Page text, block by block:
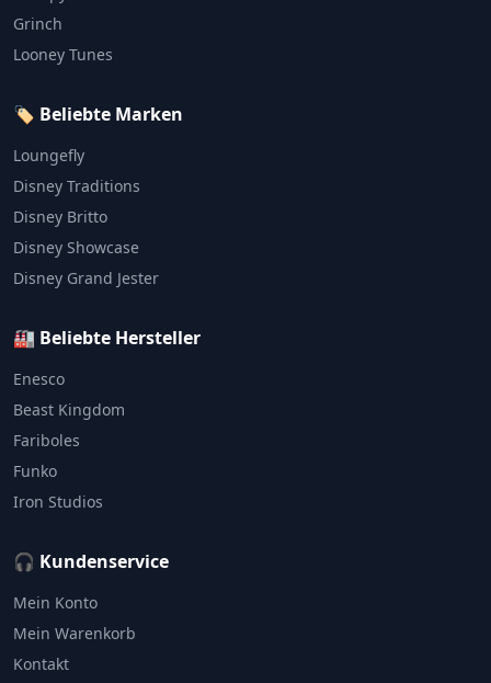
Grinch
Looney Tunes
🏷️ Beliebte Marken
Loungefly
Disney Traditions
Disney Britto
Disney Showcase
Disney Grand Jester
🏭 Beliebte Hersteller
Enesco
Beast Kingdom
Fariboles
Funko
Iron Studios
🎧 Kundenservice
Mein Konto
Mein Warenkorb
Kontakt